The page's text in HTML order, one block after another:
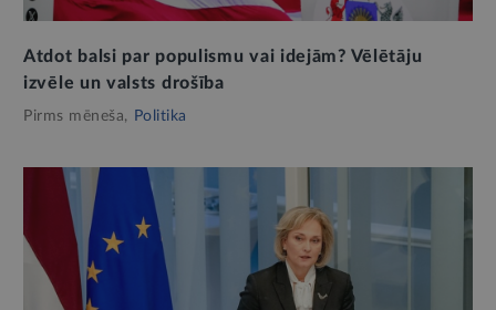
Atdot balsi par populismu vai idejām? Vēlētāju
izvēle un valsts drošība
Pirms mēneša, Politika